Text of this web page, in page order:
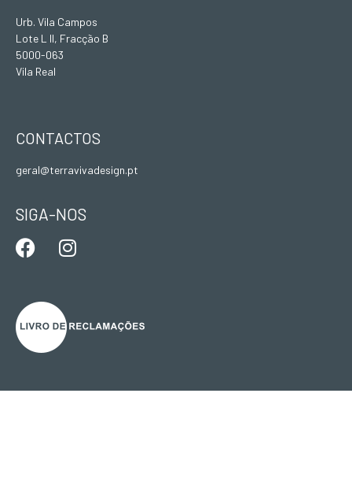
Urb. Vila Campos
Lote L II, Fracção B
5000-063
Vila Real
CONTACTOS
geral@terravivadesign.pt
SIGA-NOS